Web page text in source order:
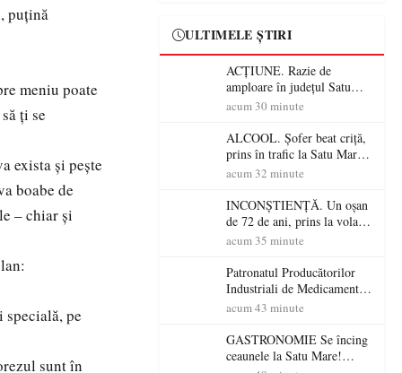
puțină
meniu poate
ți se
exista și pește
boabe de
– chiar și
specială, pe
sunt în
ULTIMELE ȘTIRI
ACȚIUNE. Razie de
amploare în județul Satu
Mare! Polițiștii au dat sute
șoferi fără permis într-o
singură zi
acum 30 minute
ALCOOL. Șofer beat criță,
prins în trafic la Satu Mare!
Alcoolemie uriașă
acum 32 minute
INCONȘTIENȚĂ. Un oșan
de 72 de ani, prins la volan
fără permis! Polițiștii l-au
acum 35 minute
Patronatul Producătorilor
Industriali de Medicamente
din România (PRIMER):
energie electrică a fabricilor
de medicamente va pune în
pericol accesul pacienților la
acum 43 minute
GASTRONOMIE Se încing
ceaunele la Satu Mare!